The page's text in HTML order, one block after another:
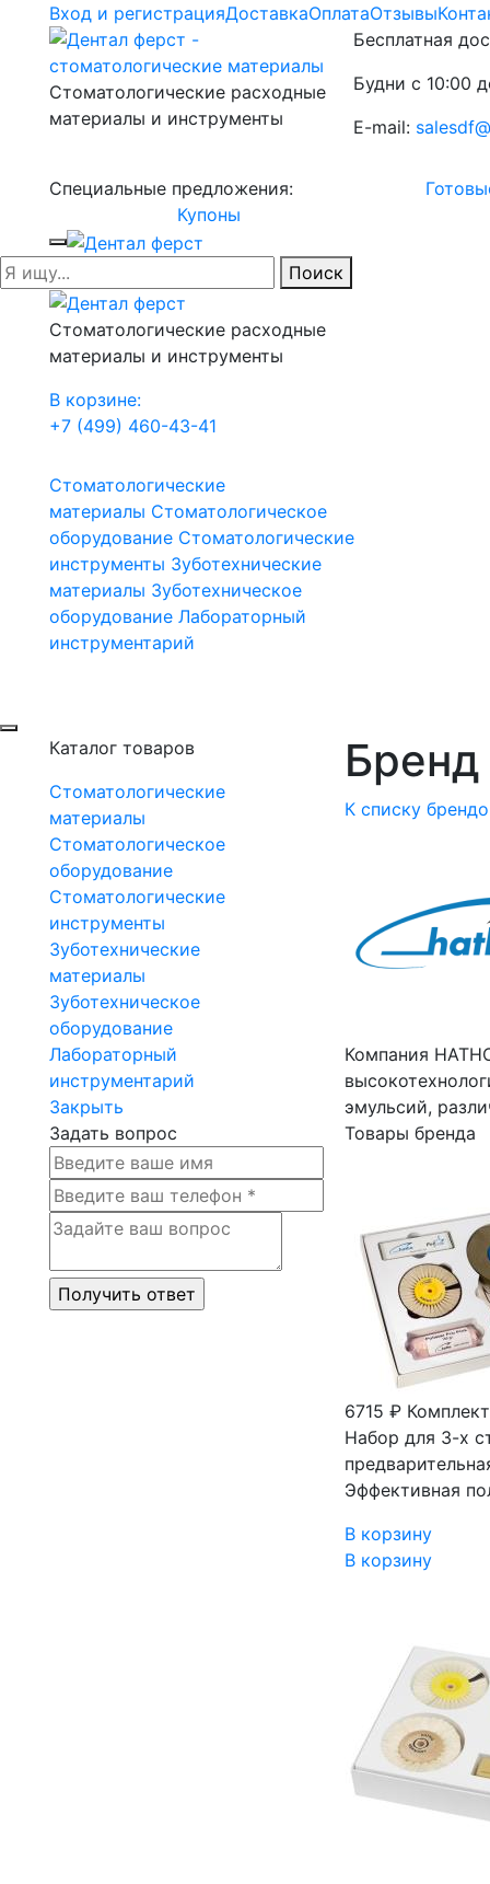
Вход и регистрацияДоставкаОплатаОтзывы
Стоматологические расходные
материалы и инструменты
Бесплатная
Будни с 10:00
E-mail:
Специальные предложения:
Купоны
Поиск
Стоматологические расходные
материалы и инструменты
В корзине:
+7 (499) 460-43-41
Стоматологические
материалы Стоматологическое
оборудование Стоматологические
инструменты Зуботехнические
материалы Зуботехническое
оборудование Лабораторный
инструментарий
Каталог товаров
Стоматологические
материалы
Стоматологическое
оборудование
Стоматологические
инструменты
Зуботехнические
материалы
Зуботехническое
оборудование
Лабораторный
инструментарий
Закрыть
Задать вопрос
К списку
Компания
эмульсий,
Товары бренда
6715 ₽
Набор для 3-х
Эффективная
В корзину
В корзину